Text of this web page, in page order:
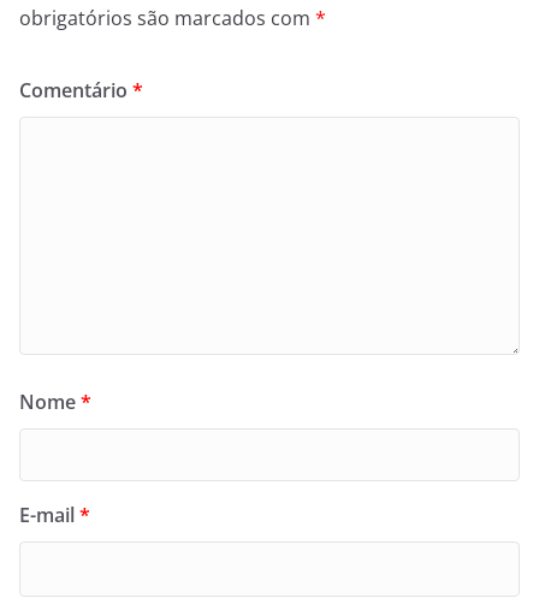
obrigatórios são marcados com *
Comentário *
Nome*
E-mail*